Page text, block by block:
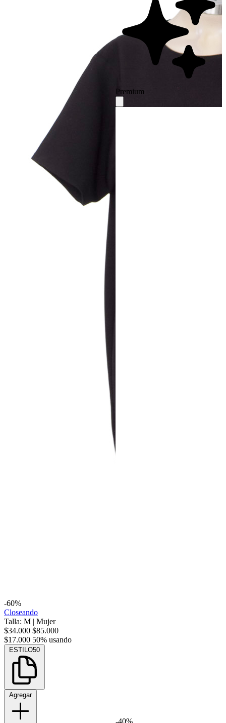
-60%
Closeando
Talla: M | Mujer
$34.000 $85.000
$17.000 50% usando
ESTILO50
Agregar
Premium